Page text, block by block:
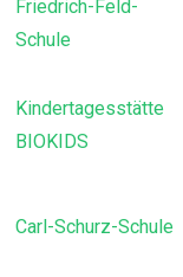
Friedrich-Feld-
Schule
Kindertagesstätte
BIOKIDS
Carl-Schurz-Schule